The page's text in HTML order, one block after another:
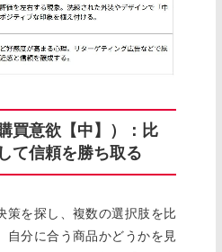
買意欲【中】）：比
て信頼を勝ち取る
策を探し、複数の選択肢を比
自分に合う商品かどうかを見